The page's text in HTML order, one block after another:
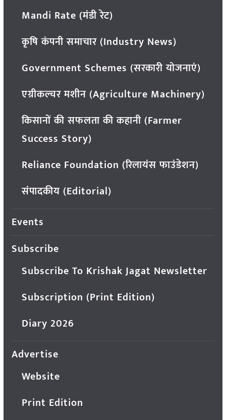
Mandi Rate (मंडी रेट)
कृषि कंपनी समाचार (Industry News)
Government Schemes (सरकारी योजनाएं)
एग्रीकल्चर मशीन (Agriculture Machinery)
किसानों की सफलता की कहानी (Farmer
Success Story)
Reliance Foundation (रिलायंस फाउंडेशन)
संपादकीय (Editorial)
Events
Subscribe
Subscribe To Krishak Jagat Newsletter
Subscription (Print Edition)
Diary 2026
Advertise
Website
Print Edition